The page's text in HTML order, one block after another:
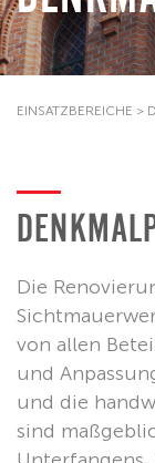
EINSATZBEREICHE >
Die
von allen
und
und die
sind